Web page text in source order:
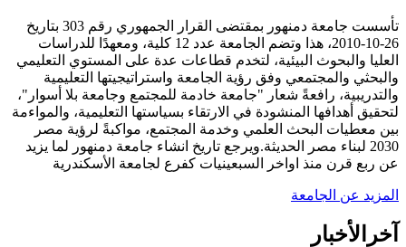
تأسست جامعة دمنهور بمقتضى القرار الجمهوري رقم 303 بتاريخ
26-10-2010، هذا وتضم الجامعة عدد 12 كلية، ومعهدًا للدراسات
العليا والبحوث البيئية، لتخدم قطاعات عدة على المستوي التعليمي
والبحثي والمجتمعي وفق رؤية الجامعة واستراتيجيتها التعليمية
والتدريبية، رافعةً شعار "جامعة خادمة للمجتمع وجامعة بلا أسوار"،
لتحقيق أهدافها المنشودة في الارتقاء بسياستها التعليمية، والمواءمة
بين معطيات البحث العلمي وخدمة المجتمع، مواكبةً لرؤية مصر
2030 لبناء مصر الحديثة.ويرجع تاريخ انشاء جامعة دمنهور لما يزيد
عن ربع قرن منذ اواخر السبعينيات كفرع لجامعة الأسكندرية
المزيد عن الجامعة
آخر الأخبار